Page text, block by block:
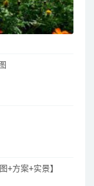
+方案+实景】